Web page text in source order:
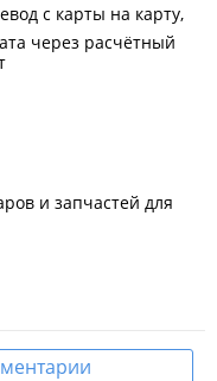
с карты на карту
через расчётный
и запчастей для